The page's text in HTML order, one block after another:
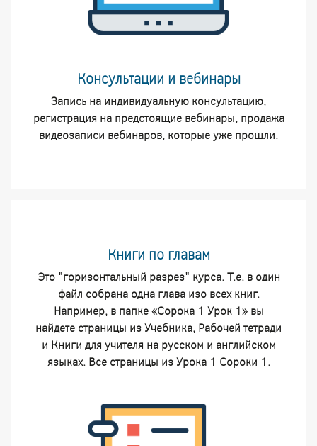
Консультации и вебинары
Запись на индивидуальную консультацию,
регистрация на предстоящие вебинары, продажа
видеозаписи вебинаров, которые уже прошли.
Книги по главам
Это "горизонтальный разрез" курса. Т.е. в один
файл собрана одна глава изо всех книг.
Например, в папке «Сорока 1 Урок 1» вы
найдете страницы из Учебника, Рабочей тетради
и Книги для учителя на русском и английском
языках. Все страницы из Урока 1 Сороки 1.